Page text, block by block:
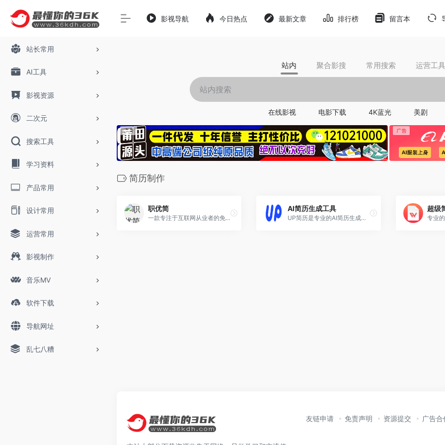
站长常用
AI工具
影视资源
二次元
搜索工具
学习资料
产品常用
设计常用
运营常用
影视制作
音乐MV
软件下载
导航网址
乱七八糟
影视导航 今日热点 最新文章 排行榜 留言本
站内 聚合影搜 常用搜索 运营工具
在线影视 电影下载 4K蓝光 美剧
简历制作
职优简
一款专注于互联网从业者的免费简历制作工具,海量简历模板免费使用,免费导出PDF/PNG/MD格式简历,免费制作证件照,内置AI简历助手,一键快速生成简洁大方的高
AI简历生成工具
UP简历是专业的AI简历生成在线制作工具，支持智能生成个性化简历内容，精准匹配岗位需求，涵盖各行业简历模板，可以在线编辑、免费下载使用，支持一键导出word/pdf等格式，全平台编辑适配，轻松完成个人简历制作。
超级
友链申请 免责声明 资源提交 广告合